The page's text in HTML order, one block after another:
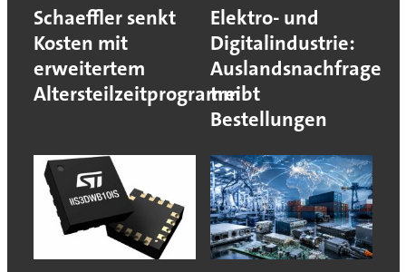
Schaeffler senkt
Kosten mit
erweitertem
Altersteilzeitprogramm
Elektro- und
Digitalindustrie:
Auslandsnachfrage
treibt
Bestellungen